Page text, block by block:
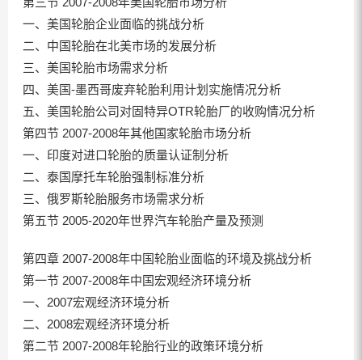
一、美国轮胎企业面临的挑战分析
二、中国轮胎在北美市场的发展分析
三、美国轮胎市场需求分析
四、美国-墨西哥废弃轮胎利用计划实施情况分析
五、美国轮胎公司对固特异OTR轮胎厂的收购情况分析
第四节 2007-2008年其他国家轮胎市场分析
一、印度对进口轮胎的质量认证制分析
二、泰国摩托车轮胎强制标准分析
三、俄罗斯轮胎服务市场需求分析
第五节 2005-2020年世界汽车轮胎产量及预测
第四章 2007-2008年中国轮胎业面临的环境及挑战分析
第一节 2007-2008年中国宏观经济环境分析
一、2007宏观经济环境分析
二、2008宏观经济环境分析
第二节 2007-2008年轮胎行业的政策环境分析